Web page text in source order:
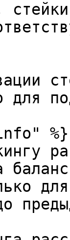
для
%}